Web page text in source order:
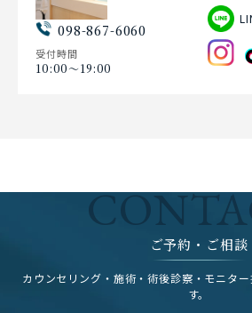
098-867-6060
受付時間
10:00〜19:00
ご予約・ご相談
カウンセリング・施術・術後診察・モニタ
す。